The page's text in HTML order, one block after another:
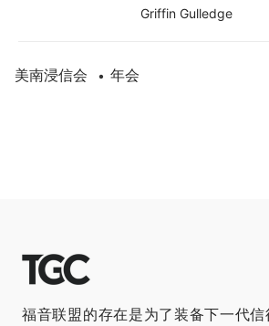
Griffin Gulledge
美南浸信会 • 年会
福音联盟的存在是为了装备下一代